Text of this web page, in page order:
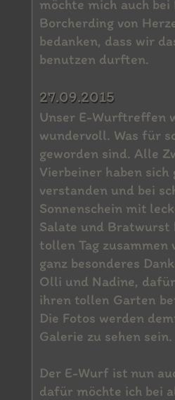
möchte mich auch bei
Borcherding von
bedanken, dass wir
benutzen durften.
27.09.2015
Unser E-Wurftreffen
wundervoll. Was für
geworden sind. Alle
Vierbeiner haben sich
verstanden und bei
Sonnenschein mit
Salate und Bratwurst
tollen Tag zusammen
ganz besonderes
Olli und Nadine,
ihren tollen Garten
Die Fotos werden
Galerie zu sehen sein.
Der E-Wurf ist nun
dafür möchte ich bei